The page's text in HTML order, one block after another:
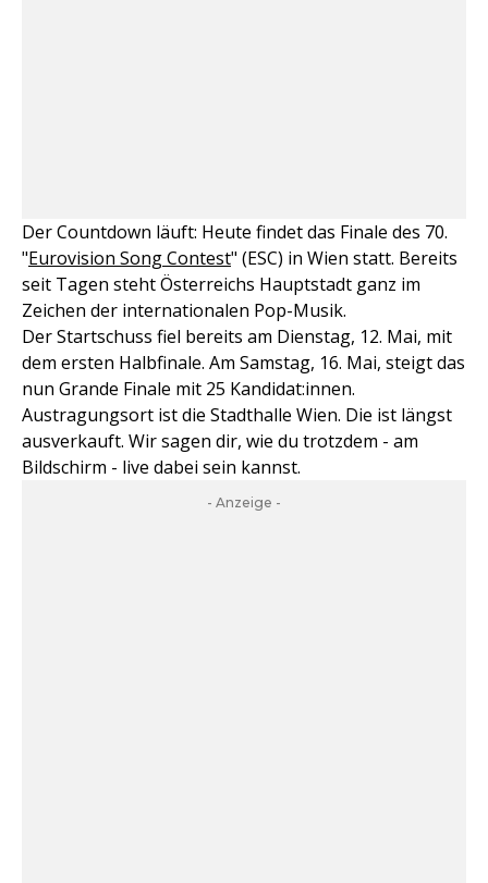
Der Countdown läuft: Heute findet das Finale des 70.
"Eurovision Song Contest" (ESC) in Wien statt. Bereits
seit Tagen steht Österreichs Hauptstadt ganz im
Zeichen der internationalen Pop-Musik.
Der Startschuss fiel bereits am Dienstag, 12. Mai, mit
dem ersten Halbfinale. Am Samstag, 16. Mai, steigt das
nun Grande Finale mit 25 Kandidat:innen.
Austragungsort ist die Stadthalle Wien. Die ist längst
ausverkauft. Wir sagen dir, wie du trotzdem - am
Bildschirm - live dabei sein kannst.
- Anzeige -